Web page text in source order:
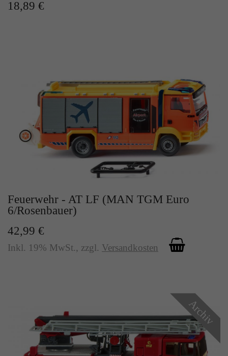
18,89 €
Feuerwehr - AT LF (MAN TGM Euro
6/Rosenbauer)
42,99 €
Inkl. 19% MwSt., zzgl. Versandkosten
Archiv